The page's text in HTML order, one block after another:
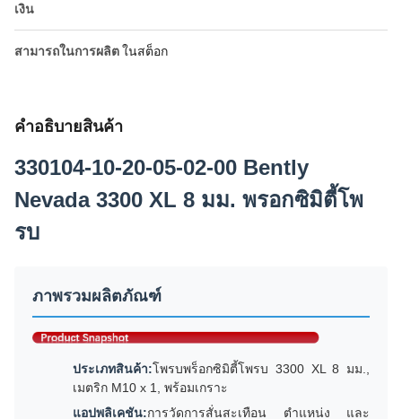
เงิน
สามารถในการผลิตในสต็อก
คําอธิบายสินค้า
330104-10-20-05-02-00 Bently
Nevada 3300 XL 8 มม. พรอกซิมิตี้โพ
รบ
ภาพรวมผลิตภัณฑ์
ประเภทสินค้า:โพรบพร็อกซิมิตี้โพรบ 3300 XL 8 มม.,
เมตริก M10 x 1, พร้อมเกราะ
แอปพลิเคชัน:การวัดการสั่นสะเทือน ตำแหน่ง และ